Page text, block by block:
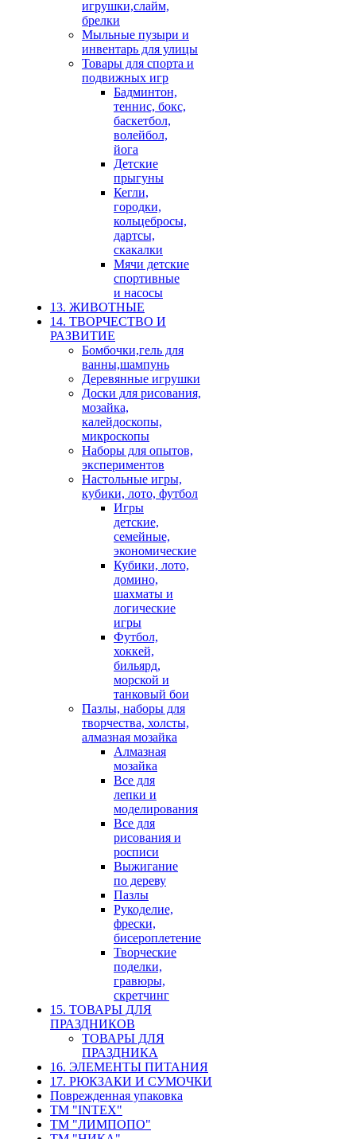
игрушки,слайм,
брелки
Мыльные пузыри и
инвентарь для улицы
Товары для спорта и
подвижных игр
Бадминтон,
теннис, бокс,
баскетбол,
волейбол,
йога
Детские
прыгуны
Кегли,
городки,
кольцебросы,
дартсы,
скакалки
Мячи детские
спортивные
и насосы
13. ЖИВОТНЫЕ
14. ТВОРЧЕСТВО И
РАЗВИТИЕ
Бомбочки,гель для
ванны,шампунь
Деревянные игрушки
Доски для рисования,
мозайка,
калейдоскопы,
микроскопы
Наборы для опытов,
экспериментов
Настольные игры,
кубики, лото, футбол
Игры
детские,
семейные,
экономические
Кубики, лото,
домино,
шахматы и
логические
игры
Футбол,
хоккей,
бильярд,
морской и
танковый бои
Пазлы, наборы для
творчества, холсты,
алмазная мозайка
Алмазная
мозайка
Все для
лепки и
моделирования
Все для
рисования и
росписи
Выжигание
по дереву
Пазлы
Рукоделие,
фрески,
бисероплетение
Творческие
поделки,
гравюры,
скретчинг
15. ТОВАРЫ ДЛЯ
ПРАЗДНИКОВ
ТОВАРЫ ДЛЯ
ПРАЗДНИКА
16. ЭЛЕМЕНТЫ ПИТАНИЯ
17. РЮКЗАКИ И СУМОЧКИ
Поврежденная упаковка
ТМ "INTEX"
ТМ "ЛИМПОПО"